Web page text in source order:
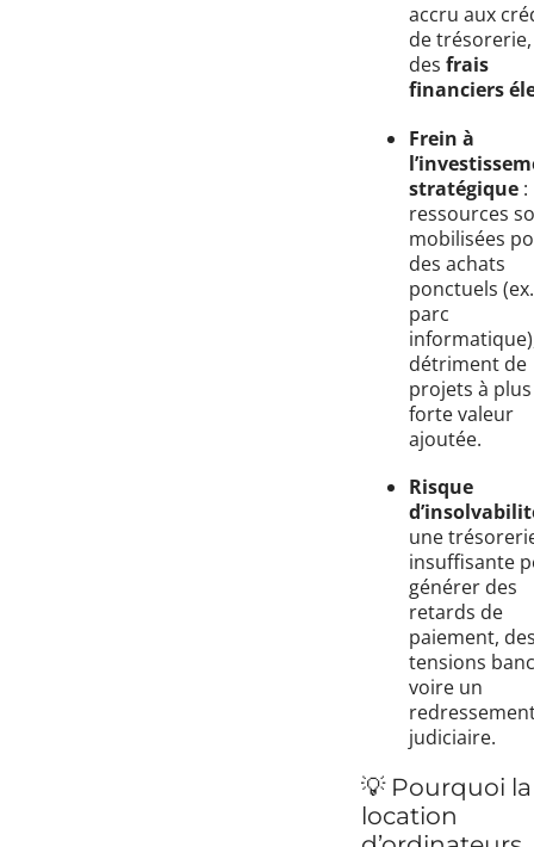
accru aux
de
des frais
financiers
Frein à
stratégique :
ressources
mobilisées
des achats
ponctuels
parc
détriment de
projets à plus
forte valeur
ajoutée.
Risque
une
insuffisante
générer des
retards de
paiement,
tensions
voire un
judiciaire.
💡 Pourquoi la
location